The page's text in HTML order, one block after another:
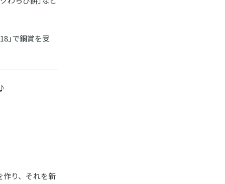
｣で銅賞を受
作り、それを新